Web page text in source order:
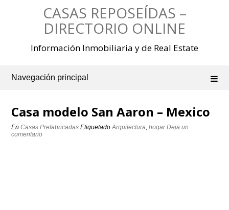
CASAS REPOSEÍDAS –
DIRECTORIO ONLINE
Información Inmobiliaria y de Real Estate
Navegación principal
Casa modelo San Aaron – Mexico
EnCasas Prefabricadas EtiquetadoArquitectura,hogar Deja un
comentario